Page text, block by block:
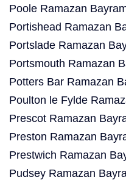
Poole Ramazan
Portishead Ramazan
Portslade Ramazan
Portsmouth Ramazan
Potters Bar Ramazan
Poulton le Fylde
Prescot Ramazan
Preston Ramazan
Prestwich Ramazan
Pudsey Ramazan